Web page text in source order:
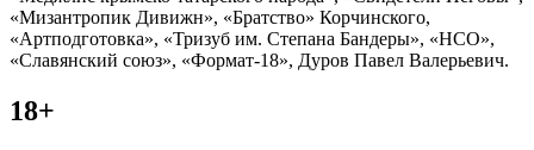
«Мизантропик Дивижн», «Братство» Корчинского,
«Артподготовка», «Тризуб им. Степана Бандеры», «НСО»,
«Славянский союз», «Формат-18», Дуров Павел Валерьевич.
18+